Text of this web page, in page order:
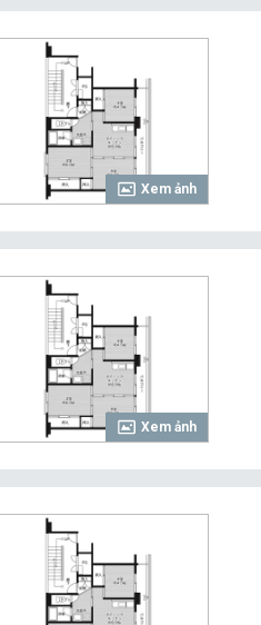
Xem ảnh
Xem ảnh